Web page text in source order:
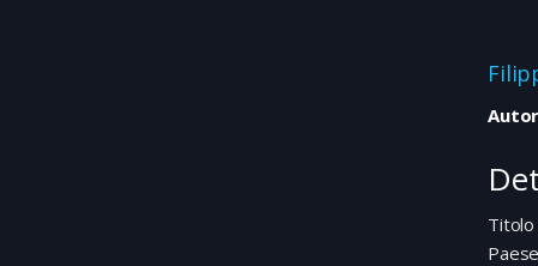
Titolo